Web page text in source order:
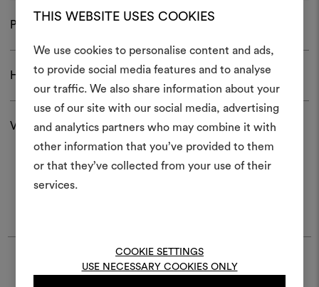
THIS WEBSITE USES COOKIES
We use cookies to personalise content and ads,
to provide social media features and to analyse
our traffic. We also share information about your
use of our site with our social media, advertising
and analytics partners who may combine it with
other information that you’ve provided to them
or that they’ve collected from your use of their
services.
COOKIE SETTINGS
USE NECESSARY COOKIES ONLY
Pflege und Gebrauch
Herunterladen
Versand und Rücksendungen
Finde Dedar
Ein
erstellen
Ein interaktives Tool, mit
Ideen zum Leben
anderen teilen können,